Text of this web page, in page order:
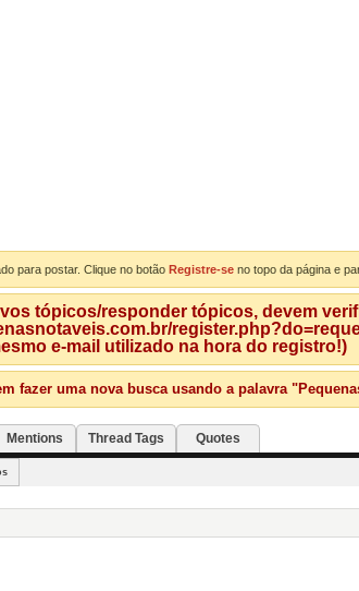
para postar. Clique no botão Registre-se no topo da página e
tópicos/responder tópicos, devem
e-mail utilizado na hora do registro!)
fazer uma nova busca usando a palavra
Mentions Thread Tags Quotes